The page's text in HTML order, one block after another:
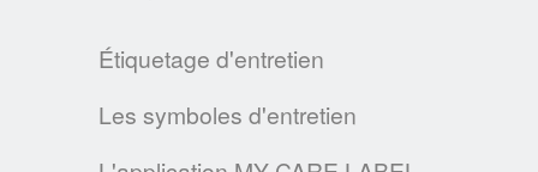
EN SAVOIR PLUS
COMMENT ENTRETENIR UN MASQUE EN TISSU ?
Étiquetage d'entretien
Les symboles d'entretien